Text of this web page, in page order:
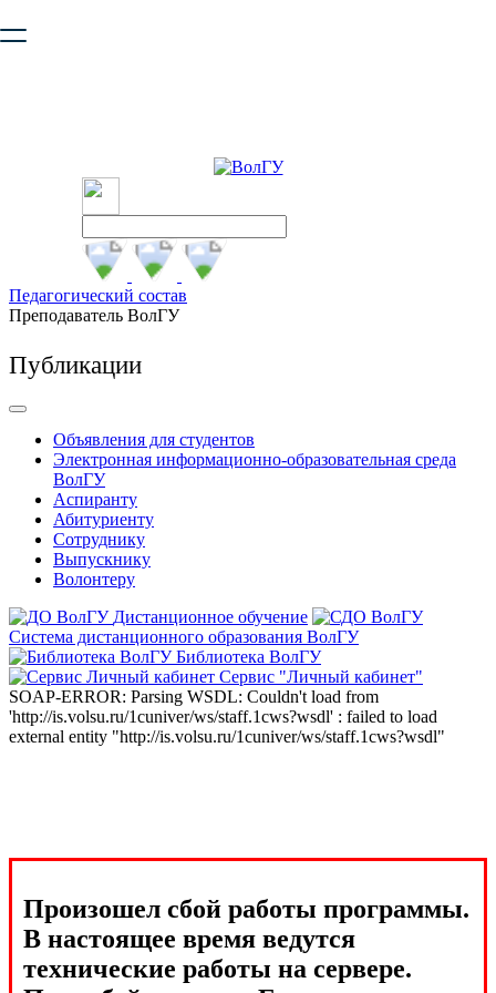
безопасную работу с сайтом. Пожалуйста
Педагогический состав
Преподаватель ВолГУ
Публикации
Объявления для студентов
Электронная информационно-образовательная среда
ВолГУ
Аспиранту
Абитуриенту
Сотруднику
Выпускнику
Волонтеру
Дистанционное обучение
Система дистанционного образования ВолГУ
Библиотека ВолГУ
Сервис "Личный кабинет"
SOAP-ERROR: Parsing WSDL: Couldn't load from
'http://is.volsu.ru/1cuniver/ws/staff.1cws?wsdl' : failed to load
external entity "http://is.volsu.ru/1cuniver/ws/staff.1cws?wsdl"
Произошел сбой работы программы.
В настоящее время ведутся
технические работы на сервере.